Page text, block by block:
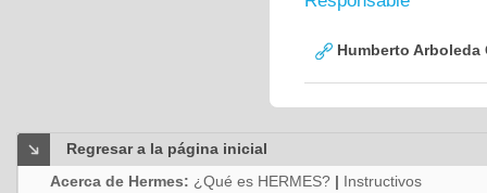
Humberto Arboleda
Regresar a la página inicial
Acerca de Hermes: ¿Qué es HERMES? | Instructivos